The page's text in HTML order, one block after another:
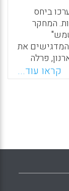
בכיתת
נגיעה
בתהליך
הרך, וכן
ביחס
המחקר
את
פרלה
קראו עוד...